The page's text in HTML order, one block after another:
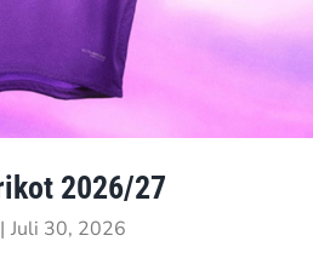
2026/27
| Juli 30, 2026